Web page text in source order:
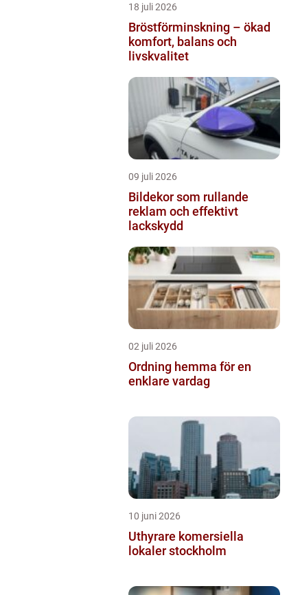
18 juli 2026
Bröstförminskning – ökad
komfort, balans och
livskvalitet
09 juli 2026
Bildekor som rullande
reklam och effektivt
lackskydd
02 juli 2026
Ordning hemma för en
enklare vardag
10 juni 2026
Uthyrare komersiella
lokaler stockholm